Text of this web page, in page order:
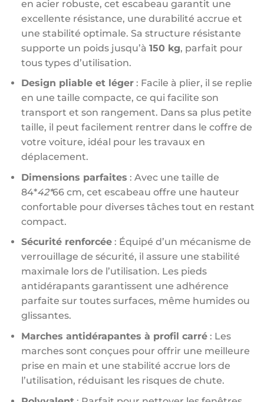
en acier robuste, cet escabeau garantit une
excellente résistance, une durabilité accrue et
une stabilité optimale. Sa structure résistante
supporte un poids jusqu’à 150 kg, parfait pour
tous types d’utilisation.
Design pliable et léger: Facile à plier, il se replie
en une taille compacte, ce qui facilite son
transport et son rangement. Dans sa plus petite
taille, il peut facilement rentrer dans le coffre de
votre voiture, idéal pour les travaux en
déplacement.
Dimensions parfaites : Avec une taille de
84*42*66 cm, cet escabeau offre une hauteur
confortable pour diverses tâches tout en restant
compact.
Sécurité renforcée: Équipé d’un mécanisme de
verrouillage de sécurité, il assure une stabilité
maximale lors de l’utilisation. Les pieds
antidérapants garantissent une adhérence
parfaite sur toutes surfaces, même humides ou
glissantes.
Marches antidérapantes à profil carré: Les
marches sont conçues pour offrir une meilleure
prise en main et une stabilité accrue lors de
l’utilisation, réduisant les risques de chute.